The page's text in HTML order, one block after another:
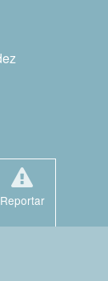
Reportar